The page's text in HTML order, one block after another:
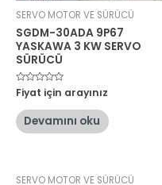
SERVO MOTOR VE SÜRÜCÜ
SGDM-30ADA 9P67
YASKAWA 3 KW SERVO
SÜRÜCÜ
5
üzerinden
oy
aldı
Fiyat için arayınız
Devamını oku
SERVO MOTOR VE SÜRÜCÜ